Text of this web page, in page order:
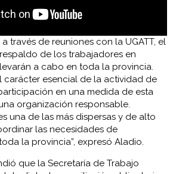
través de reuniones con la UGATT, el
de los trabajadores en
a cabo en toda la provincia.
carácter esencial de la actividad de
en una medida de esta
organización responsable.
una de las más dispersas y de alto
las necesidades de
la provincia”, expresó Aladio.
que la Secretaría de Trabajo